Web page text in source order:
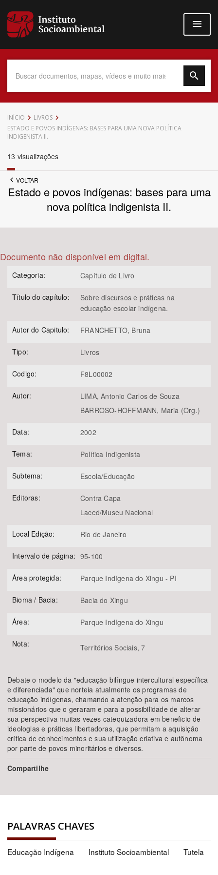
para
conteúdo
Data do Documento
Subtema
INÍCIO
LIVROS
ESTADO E POVOS INDÍGENAS: BASES PARA UMA NOVA POLÍTICA
INDIGENISTA II.
13 visualizações
VOLTAR
Estado e povos indígenas: bases para uma
nova política indigenista II.
Documento não disponível em digital.
Categoria: Capítulo de Livro
Título do capítulo:
Sobre discursos e práticas na
educação escolar indígena.
Autor do Capitulo: FRANCHETTO, Bruna
Tipo: Livros
Codigo: F8L00002
Autor:
LIMA, Antonio Carlos de Souza
BARROSO-HOFFMANN, Maria (Org.)
Data: 2002
Tema: Política Indigenista
Subtema: Escola/Educação
Editoras:
Contra Capa
Laced/Museu Nacional
Local Edição: Rio de Janeiro
Intervalo de página: 95-100
Área protegida: Parque Indígena do Xingu - PI
Bioma / Bacia: Bacia do Xingu
Área: Parque Indígena do Xingu
Nota: Territórios Sociais, 7
Debate o modelo da "educação bilíngue intercultural específica
e diferenciada" que norteia atualmente os programas de
educação indígenas, chamando a atenção para os marcos
missionários que o geraram e para a possibilidade de alterar
sua perspectiva muitas vezes catequizadora em beneficio de
ideologias e práticas libertadoras, que permitam a aquisição
crítica de conhecimentos e sua utilização criativa e autônoma
por parte de povos minoritários e diversos.
Compartilhe
PALAVRAS CHAVES
Educação Indígena Instituto Socioambiental Tutela